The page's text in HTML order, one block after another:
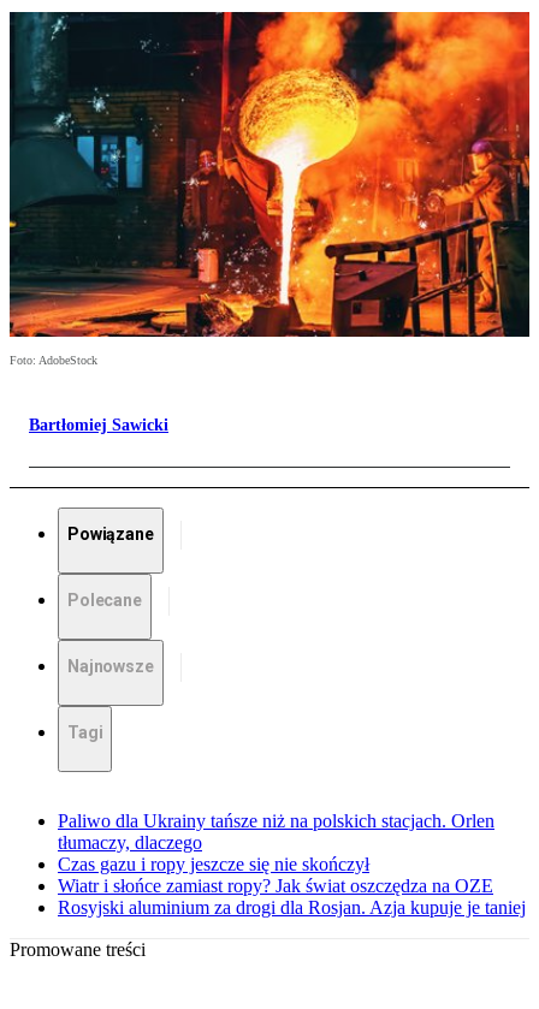
Foto: AdobeStock
Bartłomiej Sawicki
Powiązane
Polecane
Najnowsze
Tagi
Paliwo dla Ukrainy tańsze niż na polskich stacjach. Orlen
tłumaczy, dlaczego
Czas gazu i ropy jeszcze się nie skończył
Wiatr i słońce zamiast ropy? Jak świat oszczędza na OZE
Rosyjski aluminium za drogi dla Rosjan. Azja kupuje je taniej
Promowane treści